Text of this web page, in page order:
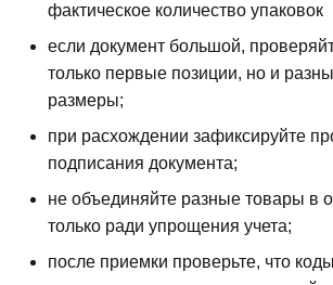
фактическое количество упаковок
если документ большой,
только первые позиции, но и
размеры;
при расхождении зафиксируйте
подписания документа;
не объединяйте разные товары в
только ради упрощения учета;
после приемки проверьте, что